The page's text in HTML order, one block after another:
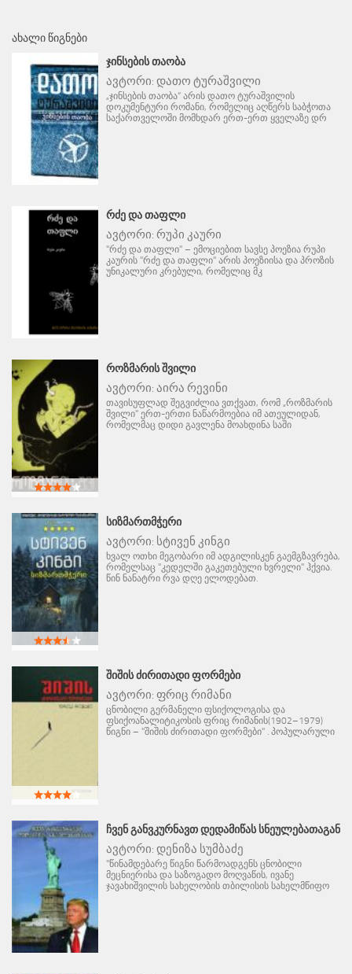
ᲐᲮᲐᲚᲘ ᲬᲘᲒᲜᲔᲑᲘ
ᲯᲘᲜᲡᲔᲑᲘᲡ ᲗᲐᲝᲑᲐ
ავტორი: დათო ტურაშვილი
„ჯინსების თაობა“ არის დათო ტურაშვილის
დოკუმენტური რომანი, რომელიც აღწერს საბჭოთა
საქართველოში მომხდარ ერთ-ერთ ყველაზე დრ
ᲠᲫᲔ ᲓᲐ ᲗᲐᲤᲚᲘ
ავტორი: რუპი კაური
"რძე და თაფლი" – ემოციებით სავსე პოეზია რუპი
კაურის "რძე და თაფლი" არის პოეზიისა და პროზის
უნიკალური კრებული, რომელიც მკ
ᲠᲝᲖᲛᲐᲠᲘᲡ ᲨᲕᲘᲚᲘ
ავტორი: აირა რევინი
თავისუფლად შეგვიძლია ვთქვათ, რომ „როზმარის
შვილი" ერთ-ერთი ნაწარმოებია იმ ათეულიდან,
რომელმაც დიდი გავლენა მოახდინა საში
ᲡᲘᲖᲛᲐᲠᲗᲛᲭᲔᲠᲘ
ავტორი: სტივენ კინგი
ხვალ ოთხი მეგობარი იმ ადგილისკენ გაემგზავრება,
რომელსაც "კედელში გაკეთებული ხვრელი" ჰქვია.
წინ ნანატრი რვა დღე ელოდებათ.
ᲨᲘᲨᲘᲡ ᲫᲘᲠᲘᲗᲐᲓᲘ ᲤᲝᲠᲛᲔᲑᲘ
ავტორი: ფრიც რიმანი
ცნობილი გერმანელი ფსიქოლოგისა და
ფსიქოანალიტიკოსის ფრიც რიმანის(1902–1979)
წიგნი – "შიშის ძირითადი ფორმები" . პოპულარული
ᲩᲕᲔᲜ ᲒᲐᲜᲕᲙᲣᲠᲜᲐᲕᲗ ᲓᲔᲓᲐᲛᲘᲬᲐᲡ ᲡᲜᲔᲣᲚᲔᲑᲐᲗᲐᲒᲐᲜ
ავტორი: დენიზა სუმბაძე
"წინამდებარე წიგნი წარმოადგენს ცნობილი
მეცნიერისა და საზოგადო მოღვაწის, ივანე
ჯავახიშვილის სახელობის თბილისის სახელმწიფო